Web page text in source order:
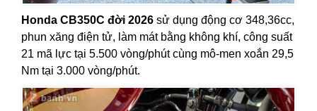
Honda CB350C đời 2026 sử dụng động cơ 348,36cc,
phun xăng điện tử, làm mát bằng không khí, công suất
21 mã lực tại 5.500 vòng/phút cùng mô-men xoắn 29,5
Nm tại 3.000 vòng/phút.